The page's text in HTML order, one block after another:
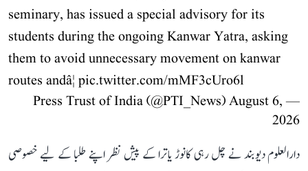
seminary, has issued a special advisory for its
students during the ongoing Kanwar Yatra, asking
them to avoid unnecessary movement on kanwar
routes andâ¦ pic.twitter.com/mMF3cUro6l
— Press Trust of India (@PTI_News)
August 6,
2026
دارالعلوم دیوبند نے چل رہی کانوڑ یاترا کے پیش نظر اپنے طلبا کے لیے خصوصی